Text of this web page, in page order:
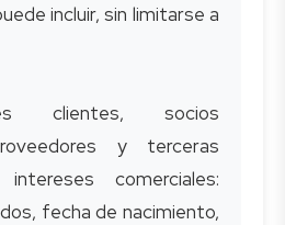
incluir, sin limitarse a
clientes, socios
y terceras
comerciales:
fecha de nacimiento,